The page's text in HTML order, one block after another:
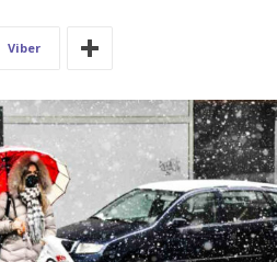
Viber